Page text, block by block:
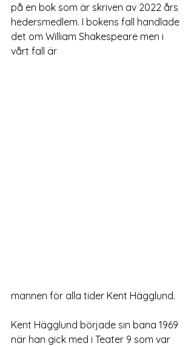
på en bok som är skriven av 2022 års
hedersmedlem. I bokens fall handlade
det om William Shakespeare men i
vårt fall är
mannen för alla tider Kent Hägglund.
Kent Hägglund började sin bana 1969
när han gick med i Teater 9 som var